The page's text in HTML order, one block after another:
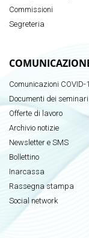
Commissioni
Segreteria
Comunicazioni COVID-
Documenti dei seminari
Offerte di lavoro
Archivio notizie
Newsletter e SMS
Bollettino
Inarcassa
Rassegna stampa
Social network